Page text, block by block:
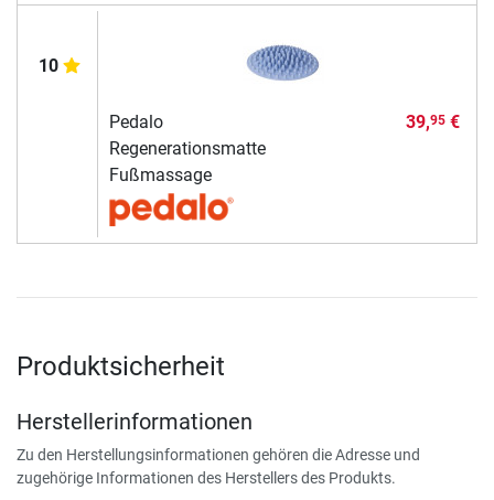
10
Pedalo
Regenerationsmatte
Fußmassage
39,95€
Produktsicherheit
Herstellerinformationen
Zu den Herstellungsinformationen gehören die Adresse und
zugehörige Informationen des Herstellers des Produkts.